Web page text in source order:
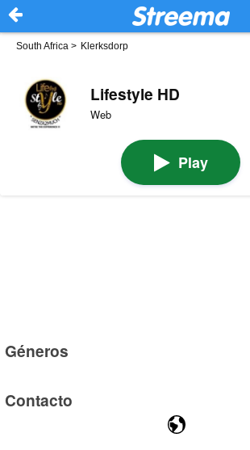
South Africa > Klerksdorp
Lifestyle HD
Web
Play
Géneros
Contacto